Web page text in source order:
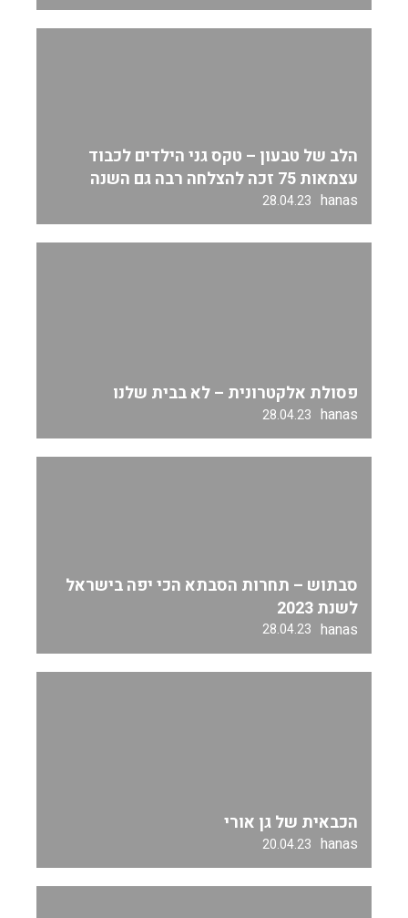
הלב של טבעון – טקס גני הילדים לכבוד
עצמאות 75 זכה להצלחה רבה גם השנה
hanas
28.04.23
פסולת אלקטרונית – לא בבית שלנו
hanas
28.04.23
סבתוש – תחרות הסבתא הכי יפה בישראל
לשנת 2023
hanas
28.04.23
הכבאית של גן אורי
hanas
20.04.23